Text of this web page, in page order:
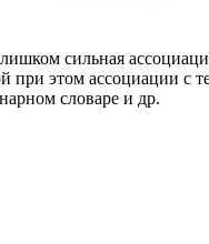
сильная
при этом ассоциации с
словаре и др.